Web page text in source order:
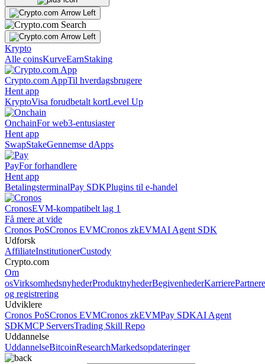
Krypto
Alle coinsKurveEarnStaking
Crypto.com AppTil hverdagsbrugere
Hent app
KryptoVisa forudbetalt kortLevel Up
OnchainFor web3-entusiaster
Hent app
SwapStakeGennemse dApps
PayFor forhandlere
Hent app
BetalingsterminalPay SDKPlugins til e-handel
CronosEVM-kompatibelt lag 1
Få mere at vide
Cronos PoSCronos EVMCronos zkEVMAI Agent SDK
Udforsk
AffiliateInstitutionerCustody
Crypto.com
Om
osVirksomhedsnyhederProduktnyhederBegivenhederKarrierePartnere
og registrering
Udviklere
Cronos PoSCronos EVMCronos zkEVMPay SDKAI Agent
SDKMCP ServersTrading Skill Repo
Uddannelse
UddannelseBitcoinResearchMarkedsopdateringer